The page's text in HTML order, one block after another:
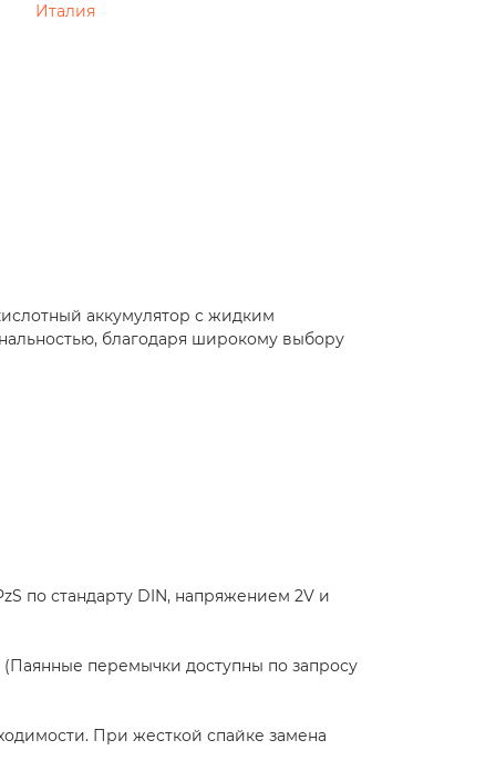
Италия
аккумулятор с жидким
благодаря широкому выбору
по стандарту DIN, напряжением 2V и
перемычки доступны по запросу
При жесткой спайке замена